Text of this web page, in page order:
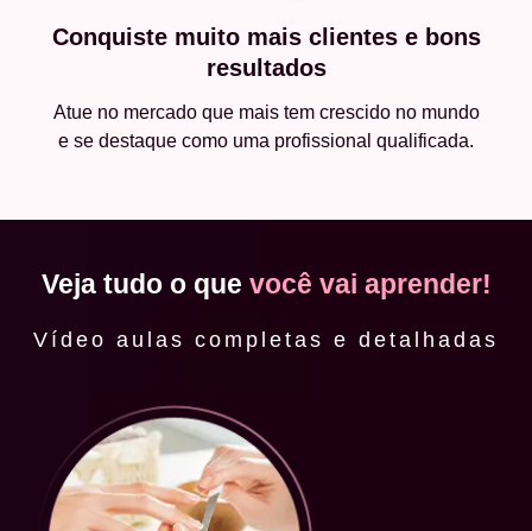
Conquiste muito mais clientes e bons
resultados
Atue no mercado que mais tem crescido no mundo
e se destaque como uma profissional qualificada.
Veja tudo o que você vai aprender!
Vídeo aulas completas e detalhadas